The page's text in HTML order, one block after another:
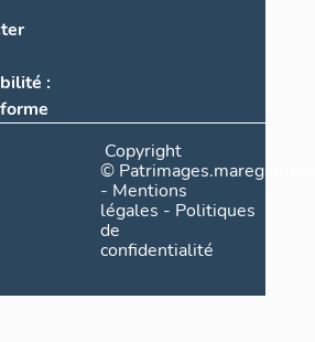
:
Copyright
©
- Mentions
légales - Politiques
de
confidentialité